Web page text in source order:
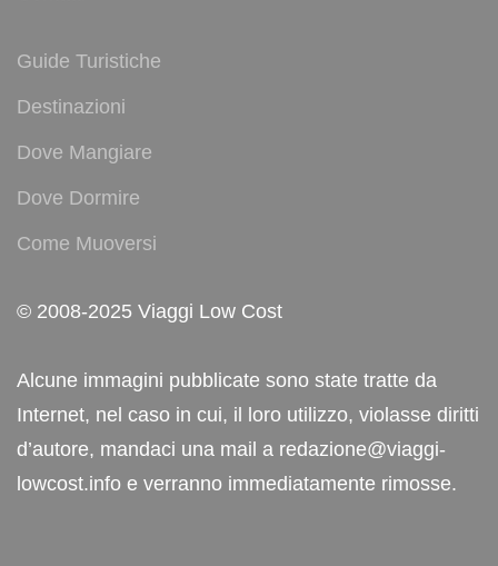
Guide Turistiche
Destinazioni
Dove Mangiare
Dove Dormire
Come Muoversi
© 2008-2025 Viaggi Low Cost
Alcune immagini pubblicate sono state tratte da
Internet, nel caso in cui, il loro utilizzo, violasse diritti
d’autore, mandaci una mail a redazione@viaggi-
lowcost.info e verranno immediatamente rimosse.